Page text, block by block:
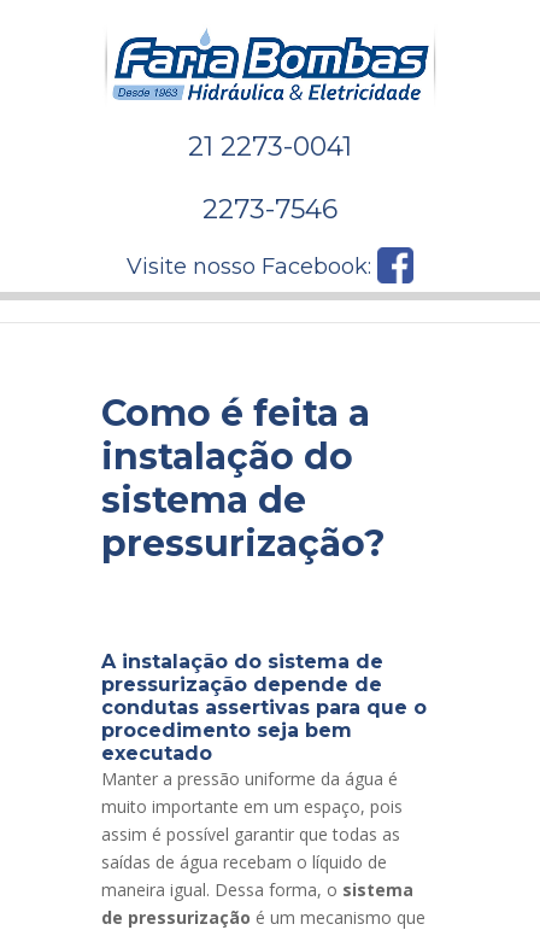
21 2273-0041
2273-7546
Visite nosso Facebook:
Como é feita a
instalação do
sistema de
pressurização?
A instalação do sistema de
pressurização depende de
condutas assertivas para que o
procedimento seja bem
executado
Manter a pressão uniforme da água é
muito importante em um espaço, pois
assim é possível garantir que todas as
saídas de água recebam o líquido de
maneira igual. Dessa forma, o sistema
de pressurização é um mecanismo que